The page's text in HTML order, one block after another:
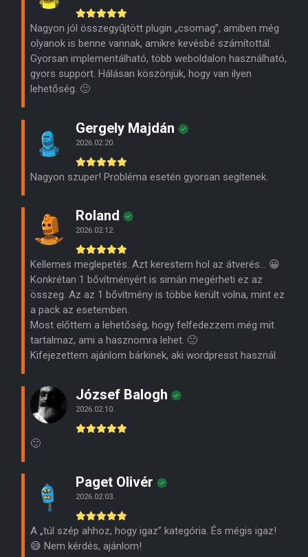
Nagyon jól összegyűjtött plugin „csomag”, amiben még
olyanok is benne vannak, amikre kevésbé számítottál.
Gyorsan implementálható, több weboldalon használható,
gyors support. Hálásan köszönjük, hogy van ilyen
lehetőség. 🙂
Gergely Majdán
2026.02.20.
Nagyon szuper! Probléma esetén gyorsan segítenek.
Roland
2026.02.12.
Kellemes meglepetés. Azt kerestem hol az átverés… 😀
Konkrétan 1 bővítményért is simán megérheti ez az
összeg. Az az 1 bővítmény is többe került volna, mint ez
a pack az esetemben.
Most előttem a lehetőség, hogy felfedezzem még mit
tartalmaz, ami a hasznomra lehet. 🙂
Kifejezettem ajánlom bárkinek, aki wordpresst használ.
József Balogh
2026.02.10.
🙂
Paget Olivér
2026.02.03.
A „túl szép ahhoz, hogy igaz” kategória. És mégis igaz!
😅 Nem kérdés, ajánlom!